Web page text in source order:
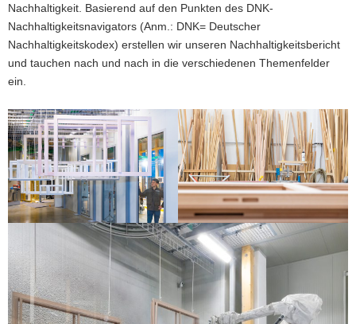
Nachhaltigkeit. Basierend auf den Punkten des DNK-
Nachhaltigkeitsnavigators (Anm.: DNK= Deutscher
Nachhaltigkeitskodex) erstellen wir unseren Nachhaltigkeitsbericht
und tauchen nach und nach in die verschiedenen Themenfelder
ein.